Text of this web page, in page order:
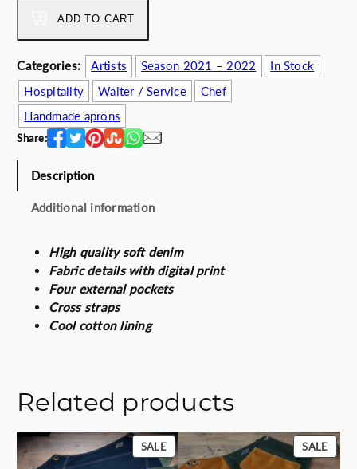
€
.
v
a
e
m
a
i
l
a
q
u
a
n
t
ADD TO CART
Categories: Artists Season 2021 – 2022
In Stock
Hospitality
Waiter / Service
Chef
Handmade aprons
Share:
Description
Additional information
High quality soft denim
Fabric details with digital print
Four external pockets
Cross straps
Cool cotton lining
Related products
SALEPRODUCT
ON
SALE
ON